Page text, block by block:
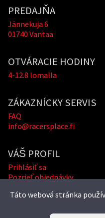
PREDAJŇA
Jännekuja 6
01740 Vantaa
OTVÁRACIE HODINY
4-12.8 lomalla
ZÁKAZNÍCKY SERVIS
FAQ
info@racersplace.fi
VÁŠ PROFIL
Prihlásiť sa
Pozrieť objednávky
Táto webová stránka